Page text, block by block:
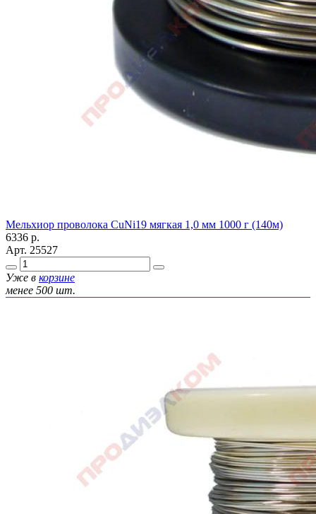
Мельхиор проволока CuNi19 мягкая 1,0 мм 1000 г (140м)
6336 р.
Арт. 25527
Уже в корзине
менее 500 шт.